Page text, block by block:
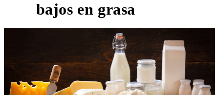
bajos en grasa